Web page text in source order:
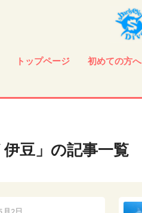
トップページ 初めての方へ
伊豆」の記事一覧